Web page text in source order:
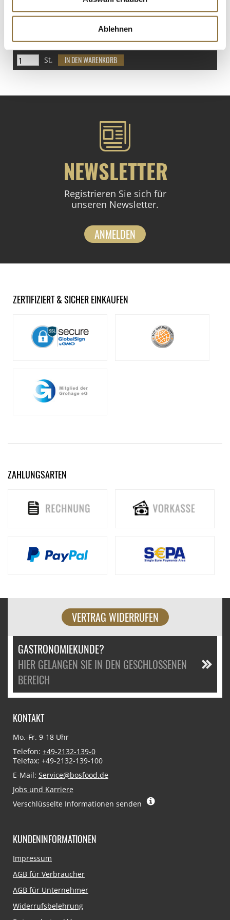
Ablehnen
St.
NEWSLETTER
Registrieren Sie sich für
unseren Newsletter.
ANMELDEN
ZERTIFIZIERT & SICHER EINKAUFEN
ZAHLUNGSARTEN
VERTRAG WIDERRUFEN
GASTRONOMIEKUNDE?
HIER GELANGEN SIE IN DEN GESCHLOSSENEN
BEREICH
KONTAKT
Mo.-Fr. 9-18 Uhr
Telefon: +49-2132-139-0
Telefax: +49-2132-139-100
E-Mail: Service@bosfood.de
Jobs und Karriere
Verschlüsselte Informationen senden
KUNDENINFORMATIONEN
Navigation
Impressum
AGB für Verbraucher
AGB für Unternehmer
Widerrufsbelehrung